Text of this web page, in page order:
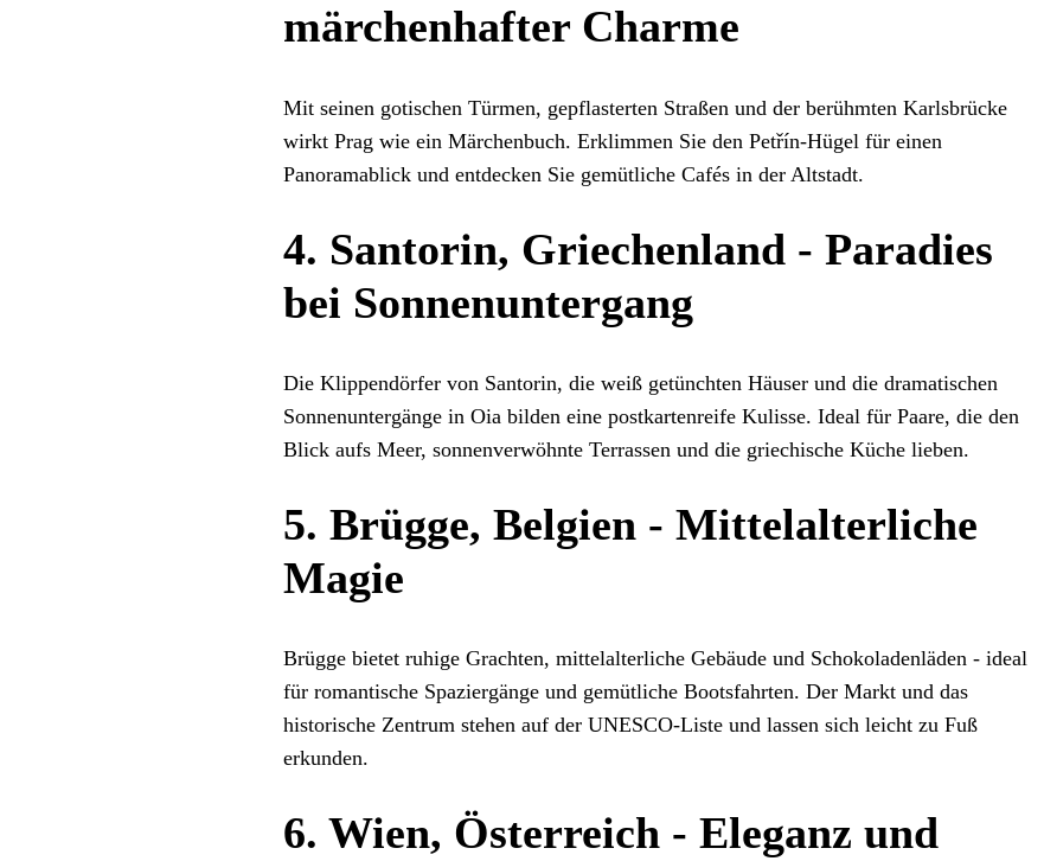
märchenhafter Charme
Mit seinen gotischen Türmen, gepflasterten Straßen und der berühmten Karlsbrücke
wirkt Prag wie ein Märchenbuch. Erklimmen Sie den Petřín-Hügel für einen
Panoramablick und entdecken Sie gemütliche Cafés in der Altstadt.
4. Santorin, Griechenland - Paradies
bei Sonnenuntergang
Die Klippendörfer von Santorin, die weiß getünchten Häuser und die dramatischen
Sonnenuntergänge in Oia bilden eine postkartenreife Kulisse. Ideal für Paare, die den
Blick aufs Meer, sonnenverwöhnte Terrassen und die griechische Küche lieben.
5. Brügge, Belgien - Mittelalterliche
Magie
Brügge bietet ruhige Grachten, mittelalterliche Gebäude und Schokoladenläden - ideal
für romantische Spaziergänge und gemütliche Bootsfahrten. Der Markt und das
historische Zentrum stehen auf der UNESCO-Liste und lassen sich leicht zu Fuß
erkunden.
6. Wien, Österreich - Eleganz und